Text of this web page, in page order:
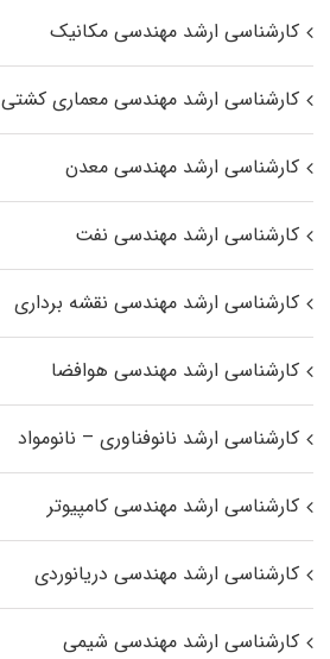
کارشناسی ارشد مهندسی مکانیک
کارشناسی ارشد مهندسی معماری کشتی
کارشناسی ارشد مهندسی معدن
کارشناسی ارشد مهندسی نفت
کارشناسی ارشد مهندسی نقشه برداری
کارشناسی ارشد مهندسی هوافضا
کارشناسی ارشد نانوفناوری – نانومواد
کارشناسی ارشد مهندسی کامپیوتر
کارشناسی ارشد مهندسی دریانوردی
کارشناسی ارشد مهندسی شیمی